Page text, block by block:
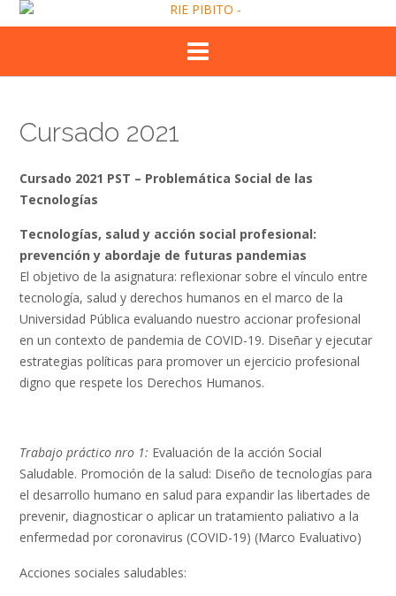
Skip
to
Cursado 2021
Cursado 2021 PST – Problemática Social de las
Tecnologías
Tecnologías, salud y acción social profesional:
prevención y abordaje de futuras pandemias
El objetivo de la asignatura: reflexionar sobre el vínculo entre
tecnología, salud y derechos humanos en el marco de la
Universidad Pública evaluando nuestro accionar profesional
en un contexto de pandemia de COVID-19. Diseñar y ejecutar
estrategias políticas para promover un ejercicio profesional
digno que respete los Derechos Humanos.
Trabajo práctico nro 1: Evaluación de la acción Social
Saludable. Promoción de la salud: Diseño de tecnologías para
el desarrollo humano en salud para expandir las libertades de
prevenir, diagnosticar o aplicar un tratamiento paliativo a la
enfermedad por coronavirus (COVID-19) (Marco Evaluativo)
Acciones sociales saludables: